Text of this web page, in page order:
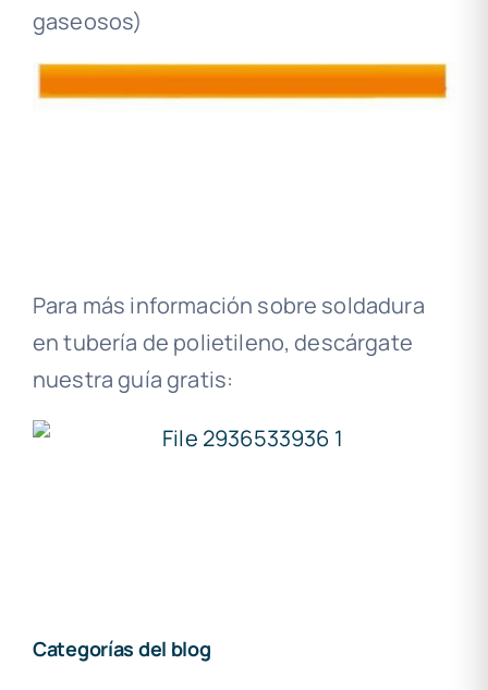
gaseosos)
Para más información sobre soldadura
en tubería de polietileno, descárgate
nuestra guía gratis:
Categorías del blog